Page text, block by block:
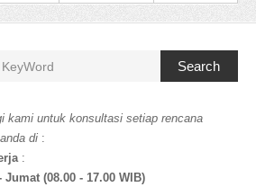
Search
kami untuk konsultasi setiap rencana
di :
:
Jumat (08.00 - 17.00 WIB)